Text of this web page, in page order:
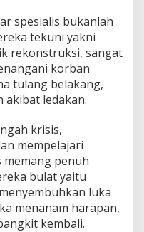
spesialis bukanlah
tekuni yakni
rekonstruksi, sangat
korban
tulang belakang,
ledakan.
krisis,
mempelajari
memang penuh
bulat yaitu
luka
menanam harapan,
kembali.